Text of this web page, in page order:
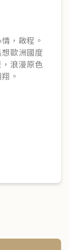
，啟程。
歐洲國度
浪漫原色
。